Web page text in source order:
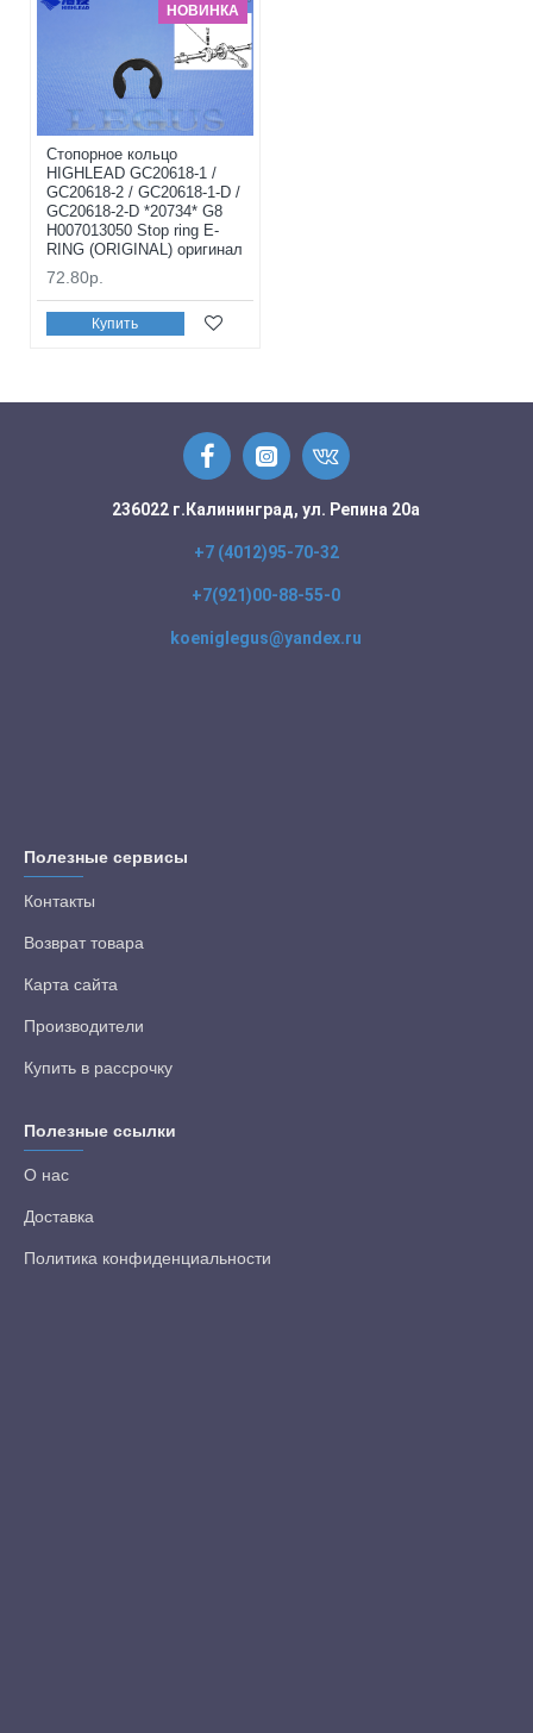
НОВИНКА
Стопорное кольцо
HIGHLEAD GC20618-1 /
GC20618-2 / GC20618-1-D /
GC20618-2-D *20734* G8
H007013050 Stop ring E-
RING (ORIGINAL) оригинал
72.80р.
Купить
236022 г.Калининград, ул. Репина 20а
+7 (4012)95-70-32
+7(921)00-88-55-0
koeniglegus@yandex.ru
Полезные сервисы
Контакты
Возврат товара
Карта сайта
Производители
Купить в рассрочку
Полезные ссылки
О нас
Доставка
Политика конфиденциальности